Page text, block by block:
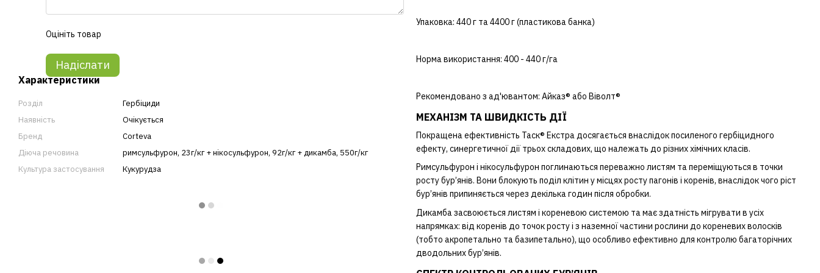
Оцініть товар
Надіслати
Характеристики
Розділ
Гербіциди
Наявність
Очікується
Бренд
Corteva
Діюча речовина
римсульфурон, 23г/кг + нікосульфурон, 92г/кг + дикамба, 550г/кг
Культура застосування
Кукурудза
Упаковка: 440 г та 4400 г (пластикова банка)
Норма використання: 400 - 440 г/га
Рекомендовано з ад'ювантом: Айказ® або Віволт®
МЕХАНІЗМ ТА ШВИДКІСТЬ ДІЇ
Покращена ефективність Таск® Екстра досягається внаслідок посиленого гербіцидного
ефекту, синергетичної дії трьох складових, що належать до різних хімічних класів.
Римсульфурон і нікосульфурон поглинаються переважно листям та переміщуються в точки
росту бур’янів. Вони блокують поділ клітин у місцях росту пагонів і коренів, внаслідок чого ріст
бур’янів припиняється через декілька годин після обробки.
Дикамба засвоюється листям і кореневою системою та має здатність мігрувати в усіх
напрямках: від коренів до точок росту і з наземної частини рослини до кореневих волосків
(тобто акропетально та базипетально), що особливо ефективно для контролю багаторічних
дводольних бур’янів.